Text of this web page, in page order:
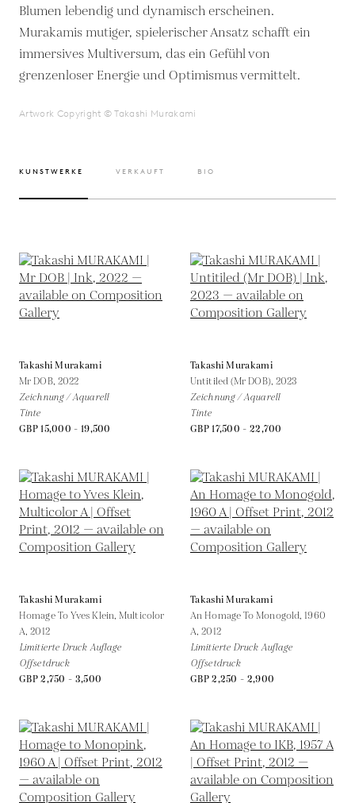
Blumen lebendig und dynamisch erscheinen.
Murakamis mutiger, spielerischer Ansatz schafft ein
immersives Multiversum, das ein Gefühl von
grenzenloser Energie und Optimismus vermittelt.
Artwork Copyright © Takashi Murakami
KUNSTWERKE VERKAUFT BIO
Takashi Murakami
Mr DOB, 2022
Zeichnung / Aquarell
Tinte
GBP 15,000 - 19,500
Takashi Murakami
Untitiled (Mr DOB), 2023
Zeichnung / Aquarell
Tinte
GBP 17,500 - 22,700
Takashi Murakami
Homage To Yves Klein, Multicolor
A,2012
Limitierte Druck Auflage
Offsetdruck
GBP 2,750 - 3,500
Takashi Murakami
An Homage To Monogold, 1960
A,2012
Limitierte Druck Auflage
Offsetdruck
GBP 2,250 - 2,900